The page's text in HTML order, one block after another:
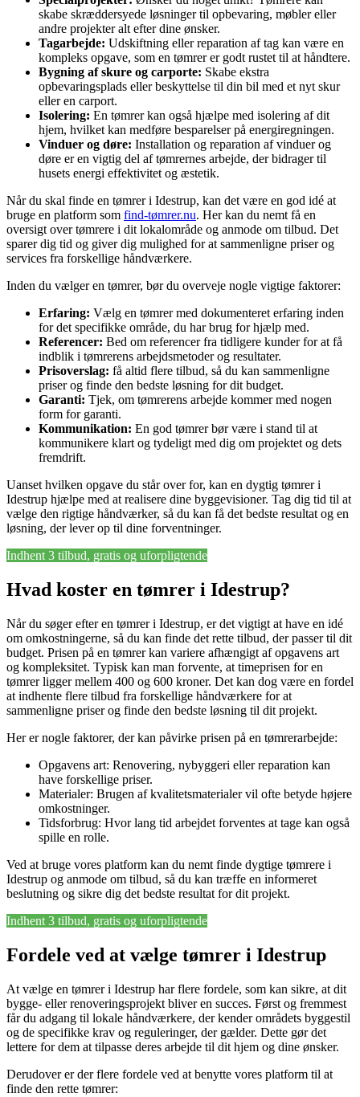
skabe skræddersyede løsninger til opbevaring, møbler eller
andre projekter alt efter dine ønsker.
Tagarbejde: Udskiftning eller reparation af tag kan være en
kompleks opgave, som en tømrer er godt rustet til at håndtere.
Bygning af skure og carporte: Skabe ekstra
opbevaringsplads eller beskyttelse til din bil med et nyt skur
eller en carport.
Isolering: En tømrer kan også hjælpe med isolering af dit
hjem, hvilket kan medføre besparelser på energiregningen.
Vinduer og døre: Installation og reparation af vinduer og
døre er en vigtig del af tømrernes arbejde, der bidrager til
husets energi effektivitet og æstetik.
Når du skal finde en tømrer i Idestrup, kan det være en god idé at
bruge en platform som find-tømrer.nu. Her kan du nemt få en
oversigt over tømrere i dit lokalområde og anmode om tilbud. Det
sparer dig tid og giver dig mulighed for at sammenligne priser og
services fra forskellige håndværkere.
Inden du vælger en tømrer, bør du overveje nogle vigtige faktorer:
Erfaring: Vælg en tømrer med dokumenteret erfaring inden
for det specifikke område, du har brug for hjælp med.
Referencer: Bed om referencer fra tidligere kunder for at få
indblik i tømrerens arbejdsmetoder og resultater.
Prisoverslag: få altid flere tilbud, så du kan sammenligne
priser og finde den bedste løsning for dit budget.
Garanti: Tjek, om tømrerens arbejde kommer med nogen
form for garanti.
Kommunikation: En god tømrer bør være i stand til at
kommunikere klart og tydeligt med dig om projektet og dets
fremdrift.
Uanset hvilken opgave du står over for, kan en dygtig tømrer i
Idestrup hjælpe med at realisere dine byggevisioner. Tag dig tid til at
vælge den rigtige håndværker, så du kan få det bedste resultat og en
løsning, der lever op til dine forventninger.
Indhent 3 tilbud, gratis og uforpligtende
Hvad koster en tømrer i Idestrup?
Når du søger efter en tømrer i Idestrup, er det vigtigt at have en idé
om omkostningerne, så du kan finde det rette tilbud, der passer til dit
budget. Prisen på en tømrer kan variere afhængigt af opgavens art
og kompleksitet. Typisk kan man forvente, at timeprisen for en
tømrer ligger mellem 400 og 600 kroner. Det kan dog være en fordel
at indhente flere tilbud fra forskellige håndværkere for at
sammenligne priser og finde den bedste løsning til dit projekt.
Her er nogle faktorer, der kan påvirke prisen på en tømrerarbejde:
Opgavens art: Renovering, nybyggeri eller reparation kan
have forskellige priser.
Materialer: Brugen af kvalitetsmaterialer vil ofte betyde højere
omkostninger.
Tidsforbrug: Hvor lang tid arbejdet forventes at tage kan også
spille en rolle.
Ved at bruge vores platform kan du nemt finde dygtige tømrere i
Idestrup og anmode om tilbud, så du kan træffe en informeret
beslutning og sikre dig det bedste resultat for dit projekt.
Indhent 3 tilbud, gratis og uforpligtende
Fordele ved at vælge tømrer i Idestrup
At vælge en tømrer i Idestrup har flere fordele, som kan sikre, at dit
bygge- eller renoveringsprojekt bliver en succes. Først og fremmest
får du adgang til lokale håndværkere, der kender områdets byggestil
og de specifikke krav og reguleringer, der gælder. Dette gør det
lettere for dem at tilpasse deres arbejde til dit hjem og dine ønsker.
Derudover er der flere fordele ved at benytte vores platform til at
finde den rette tømrer: